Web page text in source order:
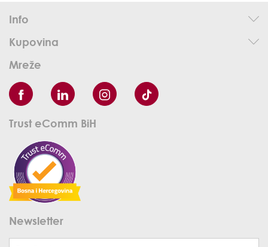
Info
Kupovina
Mreže
Trust eComm BiH
Newsletter